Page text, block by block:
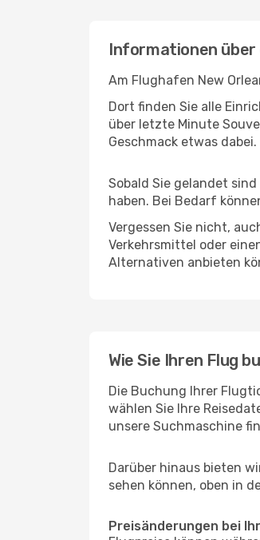
Informationen über
Am Flughafen New
Dort finden Sie alle
über letzte Minute
Geschmack etwas dabei.
Sobald Sie gelandet
haben. Bei Bedarf
Vergessen Sie nicht,
Verkehrsmittel oder
Alternativen anbieten
Wie Sie Ihren Flug
Die Buchung Ihrer
wählen Sie Ihre
unsere Suchmaschine
Darüber hinaus bieten
sehen können, oben in
Preisänderungen bei